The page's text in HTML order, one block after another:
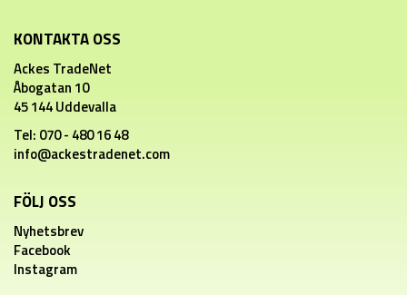
KONTAKTA OSS
Ackes TradeNet
Åbogatan 10
45 144 Uddevalla
Tel: 070 - 480 16 48
info@ackestradenet.com
FÖLJ OSS
Nyhetsbrev
Facebook
Instagram